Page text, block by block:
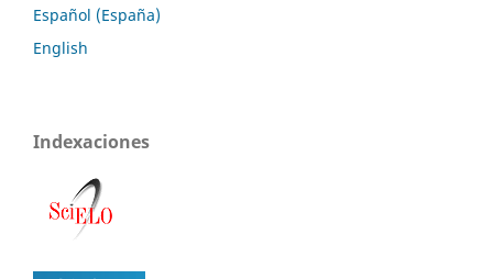
Español (España)
English
Indexaciones